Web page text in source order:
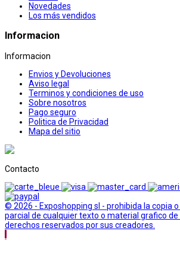
Novedades
Los más vendidos
Informacion
Informacion
Envios y Devoluciones
Aviso legal
Terminos y condiciones de uso
Sobre nosotros
Pago seguro
Politica de Privacidad
Mapa del sitio
Contacto
© 2026 - Exposhopping sl - prohibida la copia
parcial de cualquier texto o material grafico
derechos reservados por sus creadores.